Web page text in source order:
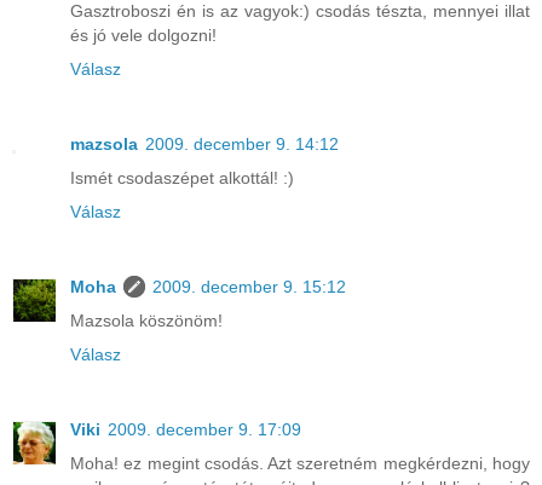
Gasztroboszi én is az vagyok:) csodás tészta, mennyei illat
és jó vele dolgozni!
Válasz
mazsola 2009. december 9. 14:12
Ismét csodaszépet alkottál! :)
Válasz
Moha
2009. december 9. 15:12
Mazsola köszönöm!
Válasz
Viki 2009. december 9. 17:09
Moha! ez megint csodás. Azt szeretném megkérdezni, hogy